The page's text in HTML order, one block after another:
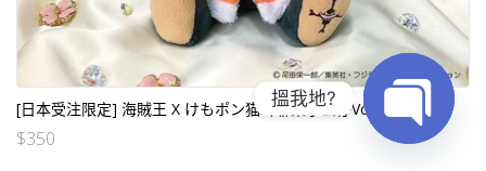
[日本受注限定] 海賊王 X けもポン猫耳聯乘小公仔Vol.3 – 艾斯
$350
搵我地?